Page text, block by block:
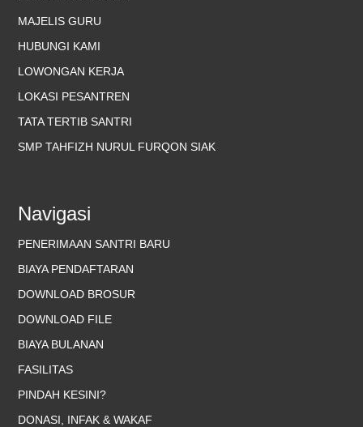
MAJELIS GURU
HUBUNGI KAMI
LOWONGAN KERJA
LOKASI PESANTREN
TATA TERTIB SANTRI
SMP TAHFIZH NURUL FURQON SIAK
Navigasi
PENERIMAAN SANTRI BARU
BIAYA PENDAFTARAN
DOWNLOAD BROSUR
DOWNLOAD FILE
BIAYA BULANAN
FASILITAS
PINDAH KESINI?
DONASI, INFAK & WAKAF